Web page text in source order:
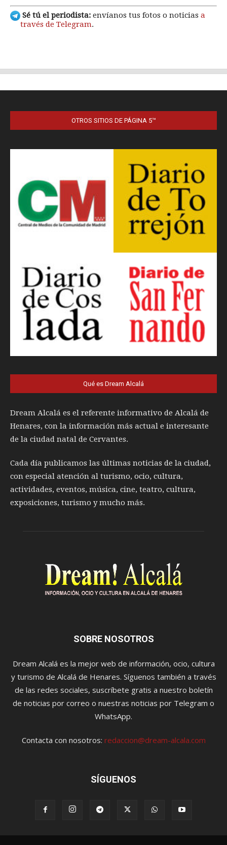
OTROS SITIOS DE PÁGINA 5™
Qué es Dream Alcalá
Dream Alcalá es el referente informativo de Alcalá de
Henares, con la información más actual e interesante
de la ciudad natal de Cervantes.
Cada día publicamos las últimas noticias de la ciudad,
con especial atención al turismo, ocio, cultura,
actividades, eventos, música, cine, teatro, cultura,
exposiciones, turismo y mucho más.
SOBRE NOSOTROS
Dream Alcalá es la mejor web de información, ocio, cultura
y turismo de Alcalá de Henares. Síguenos también a través
de las redes sociales, suscríbete gratis a nuestro boletín
de noticias por correo o nuestras noticias por Telegram o
WhatsApp.
Contacta con nosotros: redaccion@dream-alcala.com
SÍGUENOS